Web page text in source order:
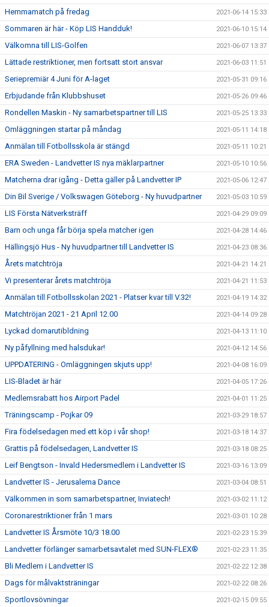
Hemmamatch på fredag 2021-06-14 15:33
Sommaren är här - Köp LIS Handduk! 2021-06-10 15:14
Välkomna till LIS-Golfen 2021-06-07 13:37
Lättade restriktioner, men fortsatt stort ansvar 2021-06-03 11:51
Seriepremiär 4 Juni för A-laget 2021-05-31 09:16
Erbjudande från Klubbshuset 2021-05-26 09:46
Rondellen Maskin - Ny samarbetspartner till LIS 2021-05-25 13:33
Omläggningen startar på måndag 2021-05-11 14:18
Anmälan till Fotbollsskola är stängd 2021-05-11 10:21
ERA Sweden - Landvetter IS nya mäklarpartner 2021-05-10 10:56
Matcherna drar igång - Detta gäller på Landvetter IP 2021-05-06 12:47
Din Bil Sverige / Volkswagen Göteborg - Ny huvudpartner 2021-05-03 10:59
LIS Första Nätverksträff 2021-04-29 09:09
Barn och unga får börja spela matcher igen 2021-04-28 14:46
Hällingsjö Hus - Ny huvudpartner till Landvetter IS 2021-04-23 08:36
Årets matchtröja 2021-04-21 14:21
Vi presenterar årets matchtröja 2021-04-21 11:53
Anmälan till Fotbollsskolan 2021 - Platser kvar till V.32! 2021-04-19 14:32
Matchtröjan 2021 - 21 April 12.00 2021-04-14 09:28
Lyckad domarutibldning 2021-04-13 11:10
Ny påfyllning med halsdukar! 2021-04-12 14:56
UPPDATERING - Omläggningen skjuts upp! 2021-04-08 16:09
LIS-Bladet är här 2021-04-05 17:26
Medlemsrabatt hos Airport Padel 2021-04-01 11:25
Träningscamp - Pojkar 09 2021-03-29 18:57
Fira födelsedagen med ett köp i vår shop! 2021-03-18 14:37
Grattis på födelsedagen, Landvetter IS 2021-03-18 08:25
Leif Bengtson - Invald Hedersmedlem i Landvetter IS 2021-03-16 13:09
Landvetter IS - Jerusalema Dance 2021-03-04 08:51
Välkommen in som samarbetspartner, Inviatech! 2021-03-02 11:12
Coronarestriktioner från 1 mars 2021-03-01 10:28
Landvetter IS Årsmöte 10/3 18.00 2021-02-23 15:39
Landvetter förlänger samarbetsavtalet med SUN-FLEX® 2021-02-23 11:35
Bli Medlem i Landvetter IS 2021-02-22 12:38
Dags för målvaktsträningar 2021-02-22 08:26
Sportlovsövningar 2021-02-15 09:55